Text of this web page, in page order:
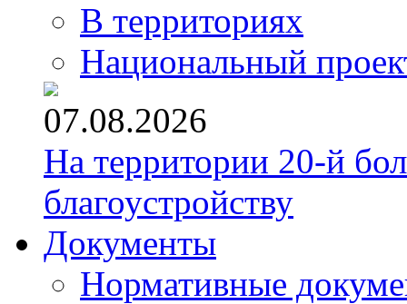
В территориях
Национальный
07.08.2026
На территории 20-й
благоустройству
Документы
Нормативные